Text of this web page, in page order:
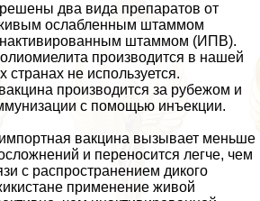
два вида препаратов от
ослабленным штаммом
штаммом (ИПВ).
производится в нашей
странах не используется.
производится за рубежом и
с помощью инъекции.
вакцина вызывает меньше
и переносится легче, чем
с распространением дикого
применение живой